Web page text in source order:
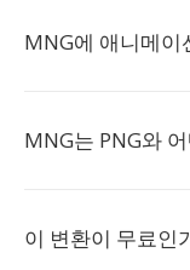
MNG에 애니메이
MNG는 PNG와
이 변환이 무료인